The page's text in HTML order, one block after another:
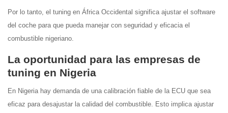
Por lo tanto, el tuning en África Occidental significa ajustar el software
del coche para que pueda manejar con seguridad y eficacia el
combustible nigeriano.
La oportunidad para las empresas de
tuning en Nigeria
En Nigeria hay demanda de una calibración fiable de la ECU que sea
eficaz para desajustar la calidad del combustible. Esto implica ajustar